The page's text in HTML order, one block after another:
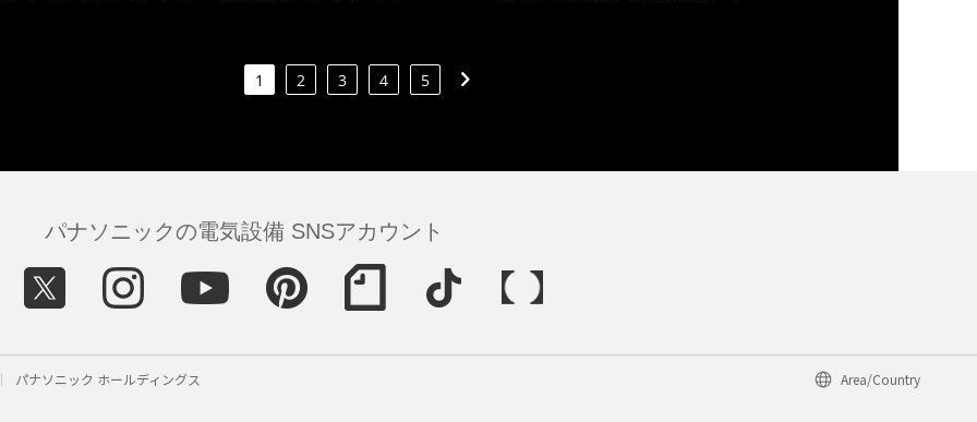
1 2 3 4 5
パナソニックの電気設備 SNSアカウント
パナソニック ホールディングス Area/Country